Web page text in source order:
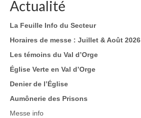
Actualité
La Feuille Info du Secteur
Horaires de messe : Juillet & Août 2026
Les témoins du Val d’Orge
Église Verte en Val d’Orge
Denier de l’Église
Aumônerie des Prisons
Messe info